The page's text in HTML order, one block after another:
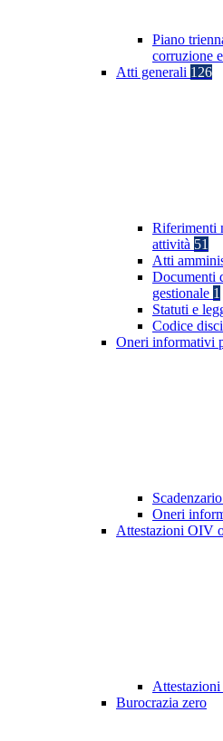
Piano
corruzione
Atti generali 126
Riferimenti
attività 51
Atti
Documenti
gestionale 1
Statuti e
Codice
Oneri informativi
Oneri
Attestazioni OIV
Burocrazia zero